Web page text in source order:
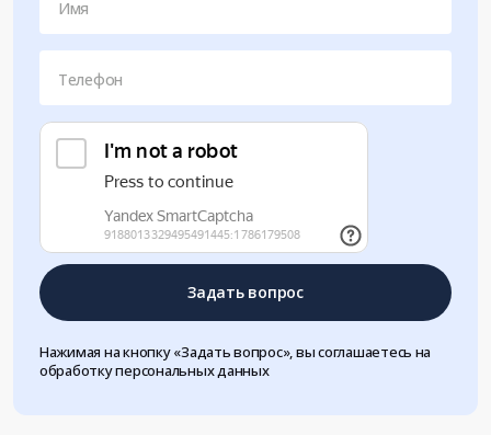
Имя
Телефон
Задать вопрос
Нажимая на кнопку «Задать вопрос», вы соглашаетесь на
обработку персональных данных